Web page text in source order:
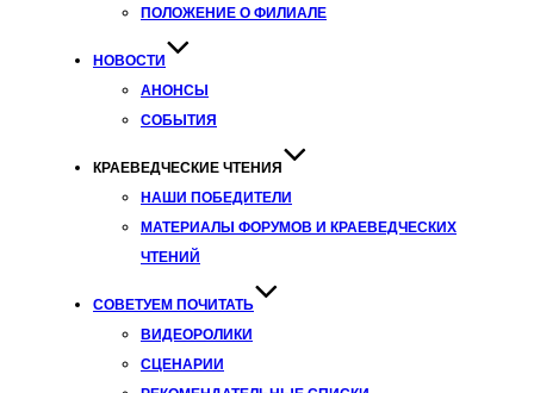
ПОЛОЖЕНИЕ О ФИЛИАЛЕ
НОВОСТИ
АНОНСЫ
СОБЫТИЯ
КРАЕВЕДЧЕСКИЕ ЧТЕНИЯ
НАШИ ПОБЕДИТЕЛИ
МАТЕРИАЛЫ ФОРУМОВ И КРАЕВЕДЧЕСКИХ
ЧТЕНИЙ
СОВЕТУЕМ ПОЧИТАТЬ
ВИДЕОРОЛИКИ
СЦЕНАРИИ